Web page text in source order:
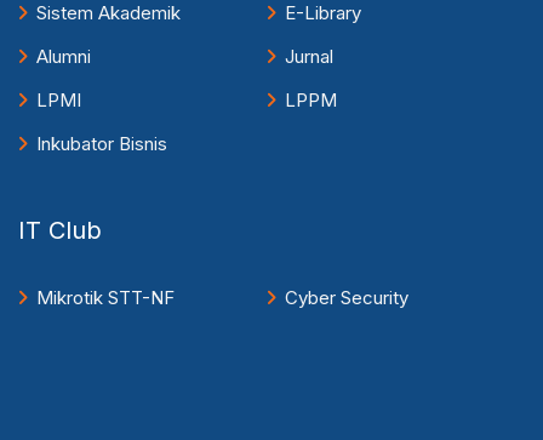
Sistem Akademik
E-Library
Alumni
Jurnal
LPMI
LPPM
Inkubator Bisnis
IT Club
Mikrotik STT-NF Cyber Security